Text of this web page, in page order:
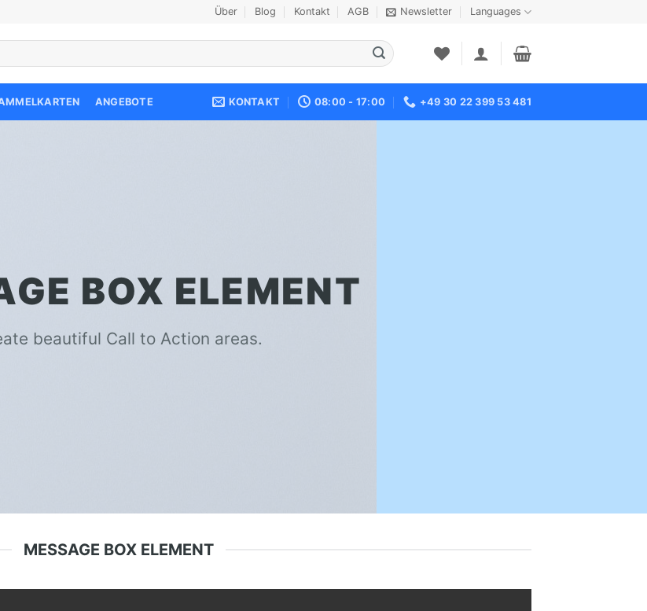
Über Blog Kontakt AGB Newsletter Languages
ANGEBOTE KONTAKT 08:00 - 17:00 +49 30 22 399 53 481
BOX ELEMENT
beautiful Call to Action areas.
MESSAGE BOX ELEMENT